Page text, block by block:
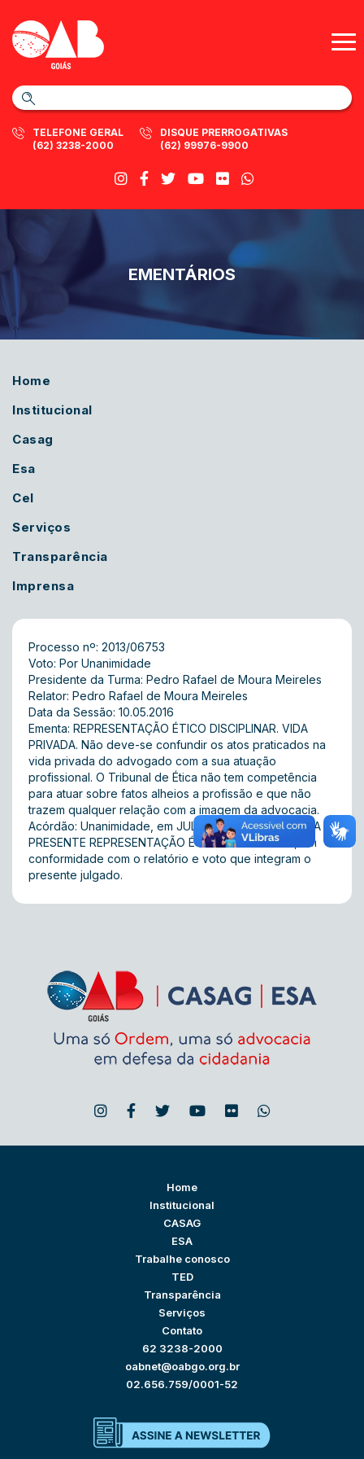
TELEFONE GERAL
(62) 3238-2000
DISQUE PRERROGATIVAS
(62) 99976-9900
EMENTÁRIOS
Home
Institucional
Casag
Esa
Cel
Serviços
Transparência
Imprensa
Processo nº: 2013/06753
Voto: Por Unanimidade
Presidente da Turma: Pedro Rafael de Moura Meireles
Relator: Pedro Rafael de Moura Meireles
Data da Sessão: 10.05.2016
Ementa: REPRESENTAÇÃO ÉTICO DISCIPLINAR. VIDA
PRIVADA. Não deve-se confundir os atos praticados na
vida privada do advogado com a sua atuação
profissional. O Tribunal de Ética não tem competência
para atuar sobre fatos alheios a profissão e que não
trazem qualquer relação com a imagem da advocacia.
Acórdão: Unanimidade, em JULGAR IMPROCEDENTE A
PRESENTE REPRESENTAÇÃO ÉTICO-DISCIPLINAR, em
conformidade com o relatório e voto que integram o
presente julgado.
Home
Institucional
CASAG
ESA
Trabalhe conosco
TED
Transparência
Serviços
Contato
62 3238-2000
oabnet@oabgo.org.br
02.656.759/0001-52